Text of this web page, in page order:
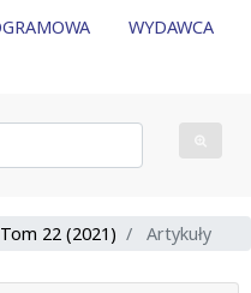
WYDAWCA
Tom 22 (2021) Artykuły